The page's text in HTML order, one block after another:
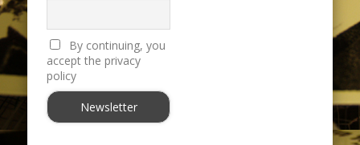
By continuing, you
accept the privacy
policy